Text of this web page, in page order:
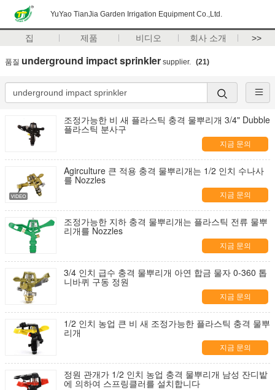
YuYao TianJia Garden Irrigation Equipment Co.,Ltd.
집 제품 비디오 회사 소개 >>
품질 underground impact sprinkler supplier. (21)
조정가능한 비 새 플라스틱 충격 물뿌리개 3/4" Dubble
플라스틱 분사구
지금 문의
Agirculture 큰 적용 충격 물뿌리개는 1/2 인치 수나사
를 Nozzles
지금 문의
조정가능한 지하 충격 물뿌리개는 플라스틱 전류 물뿌
리개를 Nozzles
지금 문의
3/4 인치 급수 충격 물뿌리개 아연 합금 물자 0-360 톱
니바퀴 구동 정원
지금 문의
1/2 인치 농업 큰 비 새 조정가능한 플라스틱 충격 물뿌
리개
지금 문의
정원 관개가 1/2 인치 농업 충격 물뿌리개 남성 잔디밭
에 의하여 스프링클러를 설치합니다